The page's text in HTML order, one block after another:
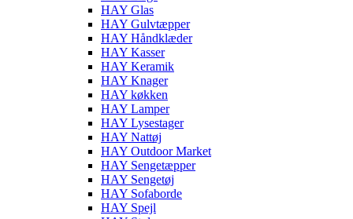
HAY Glas
HAY Gulvtæpper
HAY Håndklæder
HAY Kasser
HAY Keramik
HAY Knager
HAY køkken
HAY Lamper
HAY Lysestager
HAY Nattøj
HAY Outdoor Market
HAY Sengetæpper
HAY Sengetøj
HAY Sofaborde
HAY Spejl